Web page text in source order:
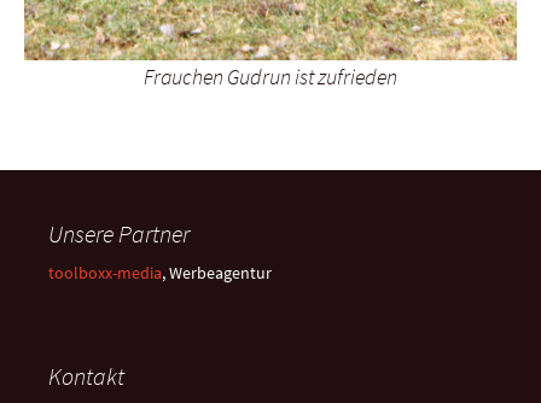
Frauchen Gudrun ist zufrieden
Unsere Partner
toolboxx-media, Werbeagentur
Kontakt